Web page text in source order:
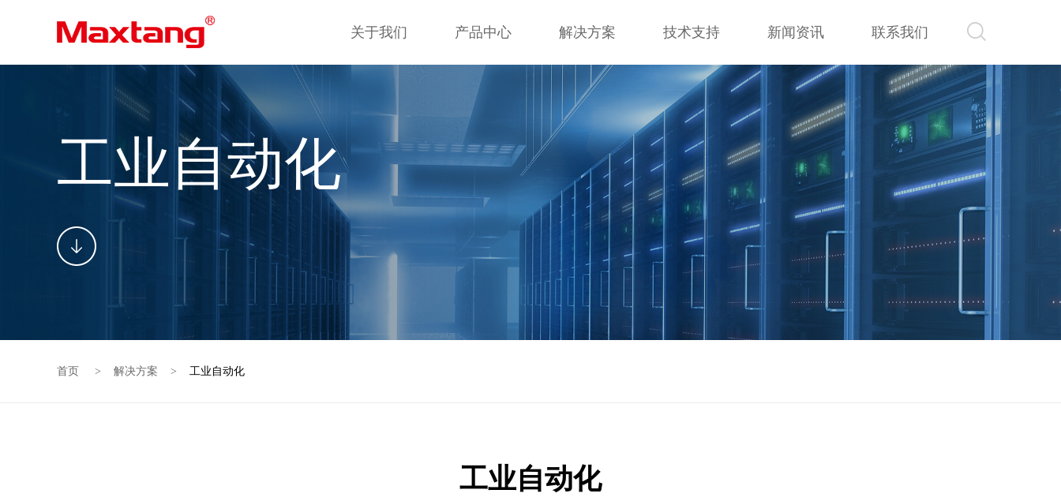
关于我们 产品中心
产品中心
解决方案
解决方案
技术支持
技术支持
新闻资讯
新闻资讯
联系我们
联系我们
工业自动化
首页 > 解决方案 > 工业自动化
工业自动化